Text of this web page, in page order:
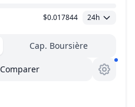
$0.017844 24h
Cap. Boursière
Comparer